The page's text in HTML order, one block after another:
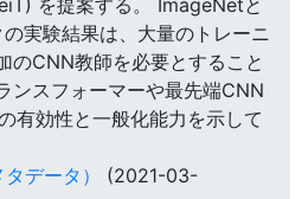
を提案する。 ImageNetと
実験結果は、大量のトレーニ
のCNN教師を必要とすること
ンスフォーマーや最先端CNN
有効性と一般化能力を示して
データ）
(2021-03-